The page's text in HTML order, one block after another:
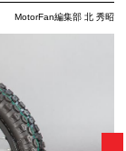
MotorFan編集部 北 秀昭